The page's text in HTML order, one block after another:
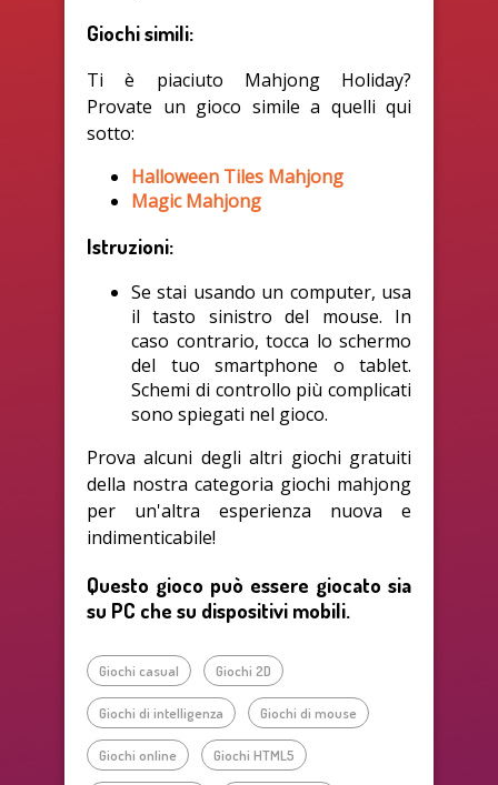
Giochi simili:
Ti è piaciuto Mahjong Holiday?
Provate un gioco simile a quelli qui
sotto:
Halloween Tiles Mahjong
Magic Mahjong
Istruzioni:
Se stai usando un computer, usa
il tasto sinistro del mouse. In
caso contrario, tocca lo schermo
del tuo smartphone o tablet.
Schemi di controllo più complicati
sono spiegati nel gioco.
Prova alcuni degli altri giochi gratuiti
della nostra categoria giochi mahjong
per un'altra esperienza nuova e
indimenticabile!
Questo gioco può essere giocato sia
su PC che su dispositivi mobili.
Giochi casual Giochi 2D
Giochi di intelligenza Giochi di mouse
Giochi online Giochi HTML5